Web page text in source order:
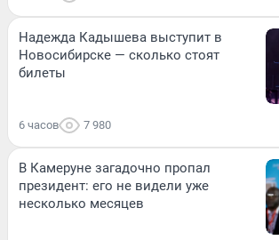
Надежда Кадышева выступит в
Новосибирске — сколько стоят
билеты
6 часов 7 980
В Камеруне загадочно пропал
президент: его не видели уже
несколько месяцев